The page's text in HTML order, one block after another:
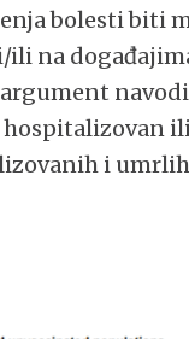
bolesti biti
na
navodi
hospitalizovan
i